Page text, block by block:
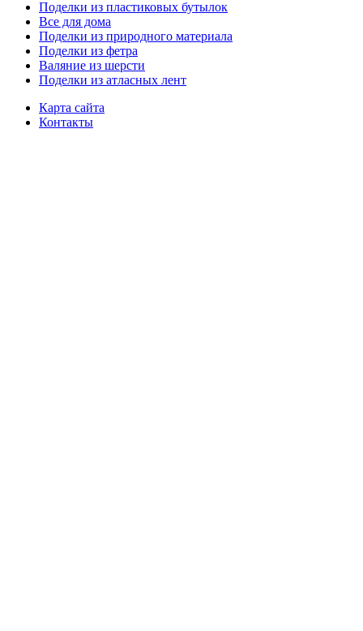
Поделки из пластиковых бутылок
Все для дома
Поделки из природного материала
Поделки из фетра
Валяние из шерсти
Поделки из атласных лент
Карта сайта
Контакты